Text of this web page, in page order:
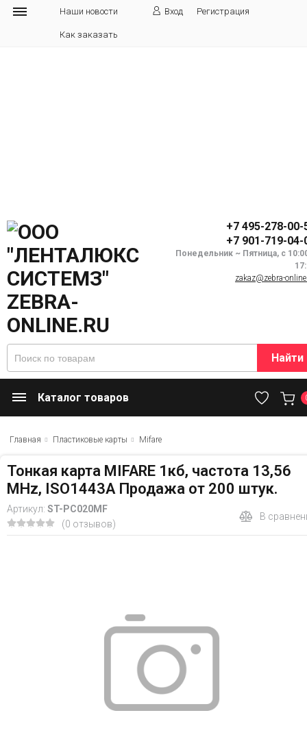
Наши новости Вход Регистрация
Как заказать
+7 495-278-00-
+7 901-719-04-
Понедельник ~ Пятница, с
zakaz@zebra-
Найти
Каталог товаров
Главная Пластиковые карты Mifare
Тонкая карта MIFARE 1кб, частота 13,56
MHz, ISO1443A Продажа от 200 штук.
Артикул: ST-PC020MF
(0 отзывов)
В